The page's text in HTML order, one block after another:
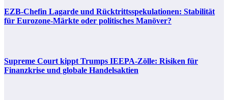
EZB-Chefin Lagarde und Rücktrittsspekulationen: Stabilität
für Eurozone-Märkte oder politisches Manöver?
Supreme Court kippt Trumps IEEPA-Zölle: Risiken für
Finanzkrise und globale Handelsaktien